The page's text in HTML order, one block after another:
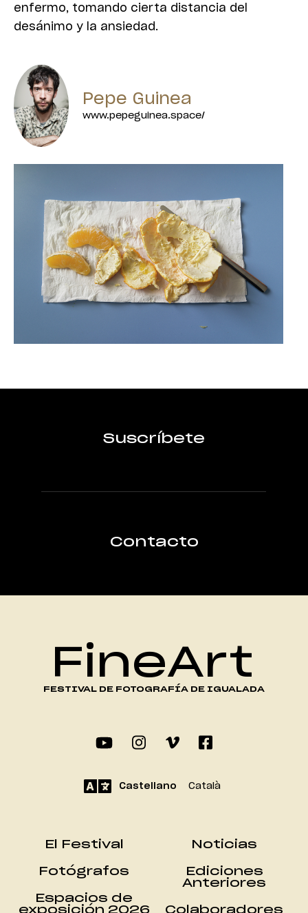
enfermo, tomando cierta distancia del
desánimo y la ansiedad.
Pepe Guinea
www.pepeguinea.space/
Suscríbete
Contacto
FineArt
FESTIVAL DE FOTOGRAFÍA DE IGUALADA
Castellano Català
El Festival
Fotógrafos
Espacios de
exposición 2026
Noticias
Ediciones
Anteriores
Colaboradores